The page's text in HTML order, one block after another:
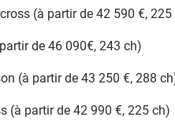
(à partir de 42 590 €, 225
de 46 090€, 243 ch)
(à partir de 43 250 €, 288
(à partir de 42 990 €, 225 ch)